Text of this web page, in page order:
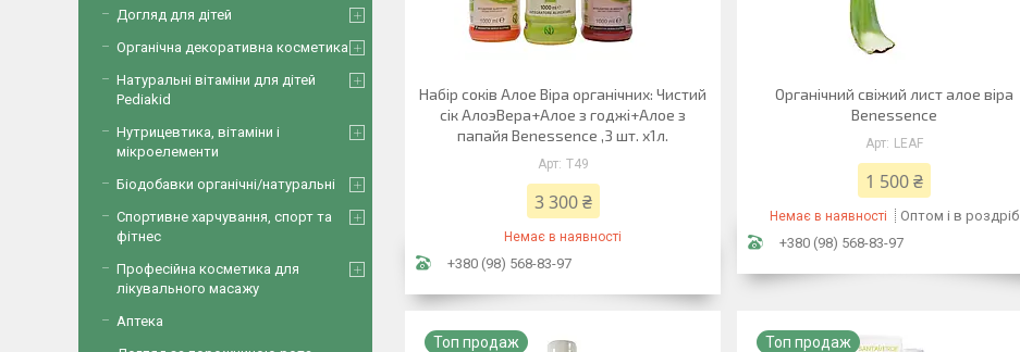
Набір соків Алое Віра органічних: Чистий
сік АлоэВера+Алое з годжі+Алое з
папайя Benessence ,3 шт. х1л.
Т49
3 300 ₴
Немає в наявності
+380 (98) 568-83-97
Органічний свіжий лист алое віра
Benessence
LEAF
1 500 ₴
Немає в наявності
Оптом і в роздріб
+380 (98) 568-83-97
Топ продаж Топ продаж
Догляд для дітей
Органічна декоративна косметика
Натуральні вітаміни для дітей
Pediakid
Нутрицевтика, вітаміни і
мікроелементи
Біодобавки органічні/натуральні
Спортивне харчування, спорт та
фітнес
Професійна косметика для
лікувального масажу
Аптека